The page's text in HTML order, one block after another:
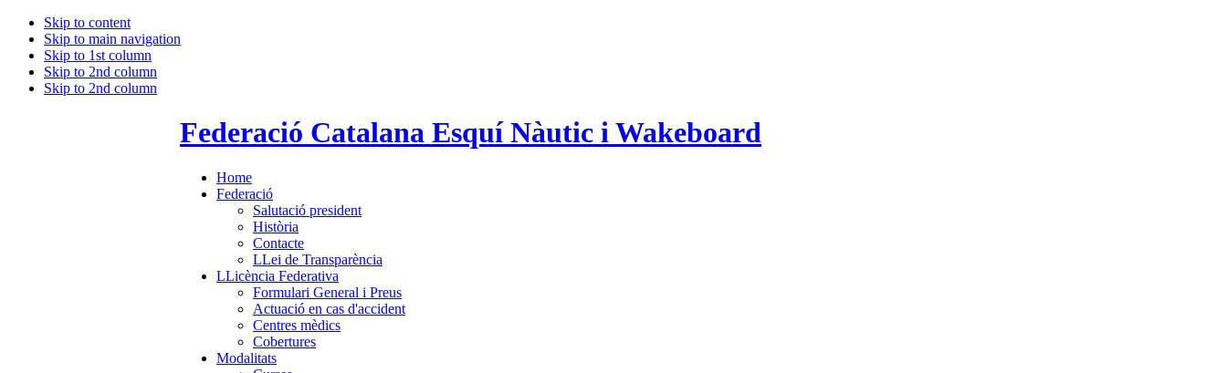
Skip to content
Skip to main navigation
Skip to 1st column
Skip to 2nd column
Skip to 2nd column
Federació Catalana Esquí Nàutic i Wakeboard
Home
Federació
Salutació president
Història
Contacte
LLei de Transparència
LLicència Federativa
Formulari General i Preus
Actuació en cas d'accident
Centres mèdics
Cobertures
Modalitats